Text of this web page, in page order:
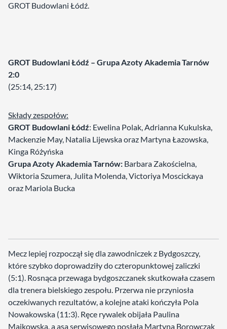
GROT Budowlani Łódź.
GROT Budowlani Łódź – Grupa Azoty Akademia Tarnów
2:0
(25:14, 25:17)
Składy zespołów:
GROT Budowlani Łódź: Ewelina Polak, Adrianna Kukulska,
Mackenzie May, Natalia Lijewska oraz Martyna Łazowska,
Kinga Różyńska
Grupa Azoty Akademia Tarnów: Barbara Zakościelna,
Wiktoria Szumera, Julita Molenda, Victoriya Moscickaya
oraz Mariola Bucka
Mecz lepiej rozpoczął się dla zawodniczek z Bydgoszczy,
które szybko doprowadziły do czteropunktowej zaliczki
(5:1). Rosnąca przewaga bydgoszczanek skutkowała czasem
dla trenera bielskiego zespołu. Przerwa nie przyniosła
oczekiwanych rezultatów, a kolejne ataki kończyła Pola
Nowakowska (11:3). Ręce rywalek obijała Paulina
Majkowska, a asa serwisowego posłała Martyna Borowczak